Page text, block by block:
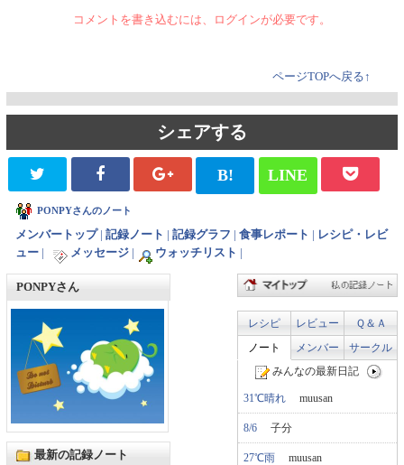
コメントを書き込むには、ログインが必要です。
ページTOPへ戻る↑
シェアする
B! LINE
PONPYさんのノート
メンバートップ| 記録ノート 記録グラフ 食事レポート
レシピ・レビ
ュー
メッセージ ウォッチリスト
PONPYさん
最新の記録ノート
レシピ レビュー
Ｑ＆Ａ
ノート
メンバー
サークル
みんなの最新日記
31℃晴れ muusan
8/6 子分
27℃雨 muusan